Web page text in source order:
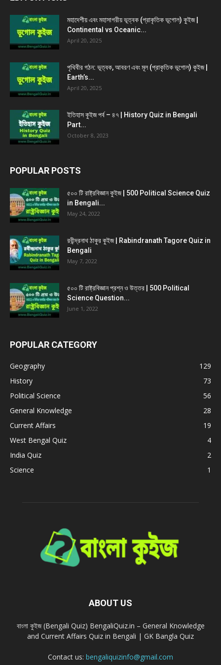
মহাদেশীয় এবং মহাসাগরীয় ভূত্বক (প্রাকৃতিক ভূগোল) কুইজ |
Continental vs Oceanic...
April 20, 2025
পৃথিবীর গঠন: ভূত্বক, আবরণ এবং মূল (প্রাকৃতিক ভূগোল) কুইজ |
Earth’s...
April 20, 2025
ইতিহাস কুইজ পর্ব – ৪৭ | History Quiz in Bengali
Part...
October 8, 2023
POPULAR POSTS
৫০০ টি রাষ্ট্রবিজ্ঞান কুইজ | 500 Political Science Quiz
in Bengali...
May 24, 2022
রবীন্দ্রনাথ ঠাকুর কুইজ | Rabindranath Tagore Quiz in
Bengali
May 7, 2022
৫০০ টি রাষ্ট্রবিজ্ঞান প্রশ্ন ও উত্তর | 500 Political
Science Question...
June 1, 2022
POPULAR CATEGORY
Geography
129
History
73
Political Science
56
General Knowledge
28
Current Affairs
19
West Bengal Quiz
4
India Quiz
2
Science
1
ABOUT US
বাংলা কুইজ (Bengali Quiz) BengaliQuiz.in – General Knowledge
and Current Affairs Quiz in Bengali | GK Bangla Quiz
Contact us: bengaliquizinfo@gmail.com